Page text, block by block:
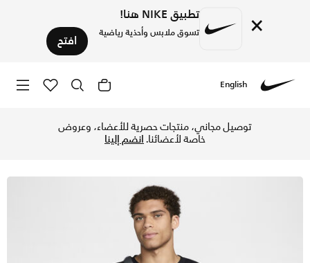
× تطبيق NIKE هنا!
تسوق ملابس وأحذية رياضية افتح
English
توصيل مجاني، منتجات حصرية للأعضاء، وعروض
خاصة لأعضائنا.انضم إلينا